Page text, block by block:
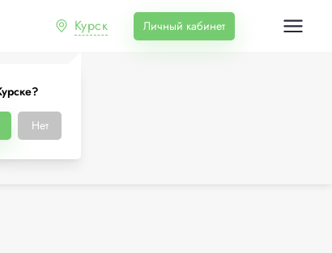
Курск
Нет
Личный кабинет